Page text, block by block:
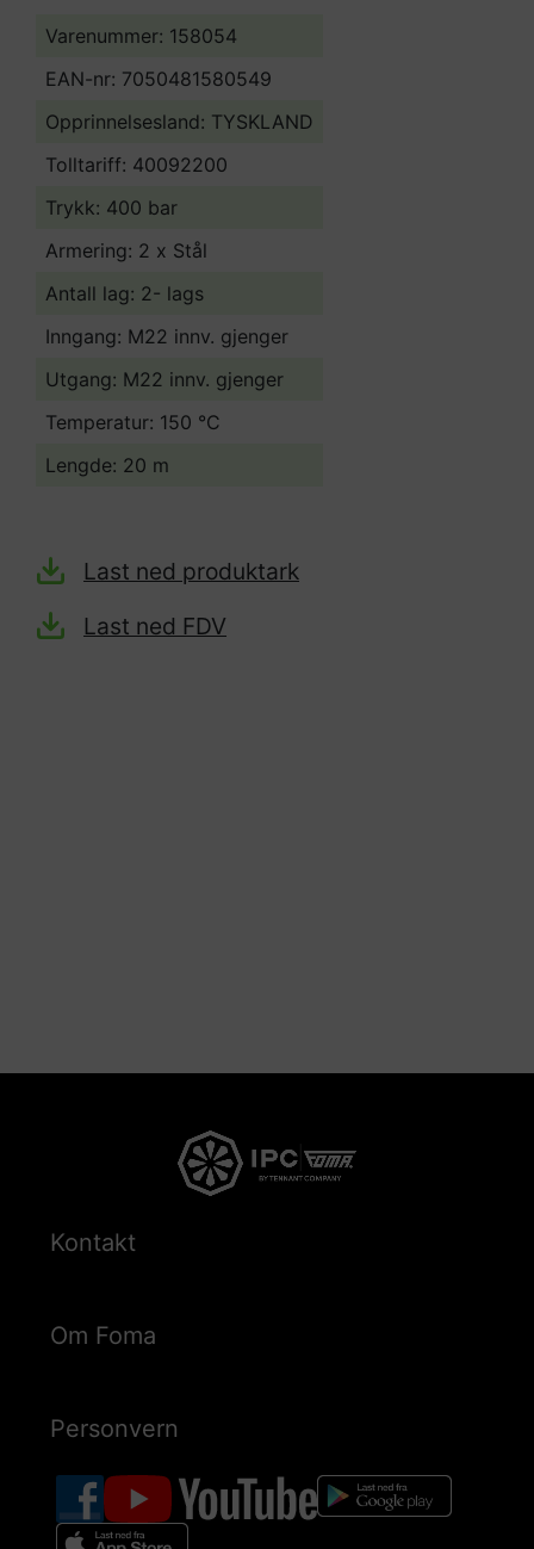
Varenummer: 158054
EAN-nr: 7050481580549
Opprinnelsesland: TYSKLAND
Tolltariff: 40092200
Trykk: 400 bar
Armering: 2 x Stål
Antall lag: 2- lags
Inngang: M22 innv. gjenger
Utgang: M22 innv. gjenger
Temperatur: 150 °C
Lengde: 20 m
Last ned produktark
Last ned FDV
Kontakt
Om Foma
Personvern